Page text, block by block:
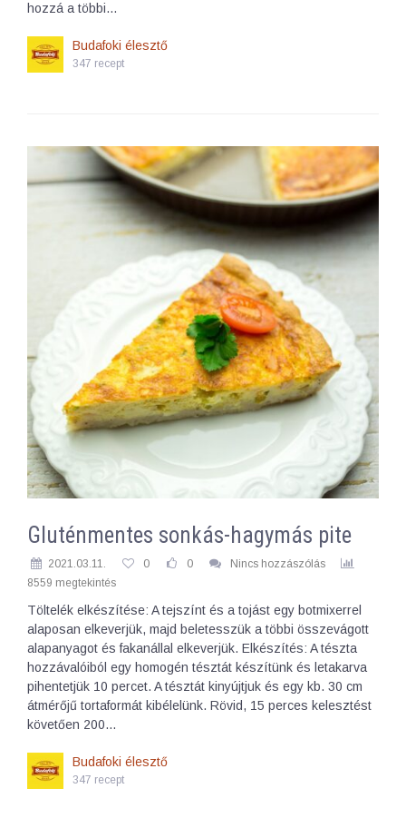
hozzá a többi…
Budafoki élesztő
347 recept
Gluténmentes sonkás-hagymás pite
2021.03.11. 0 0
Nincs hozzászólás
8559 megtekintés
Töltelék elkészítése: A tejszínt és a tojást egy botmixerrel
alaposan elkeverjük, majd beletesszük a többi összevágott
alapanyagot és fakanállal elkeverjük. Elkészítés: A tészta
hozzávalóiból egy homogén tésztát készítünk és letakarva
pihentetjük 10 percet. A tésztát kinyújtjuk és egy kb. 30 cm
átmérőjű tortaformát kibélelünk. Rövid, 15 perces kelesztést
követően 200…
Budafoki élesztő
347 recept